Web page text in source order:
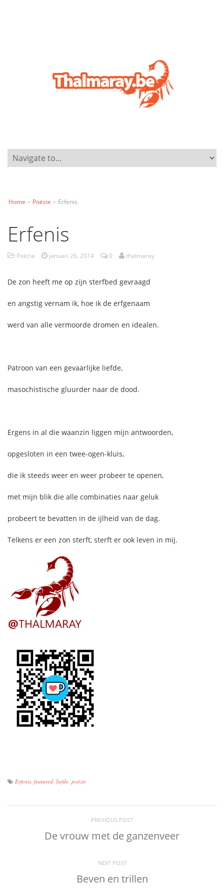
Home › Poëzie › Erfenis
Erfenis
Poëzie januari 26, 2014 0 thalmaray
De zon heeft me op zijn sterfbed gevraagd
en angstig vernam ik, hoe ik de erfgenaam
werd van alle vermoorde dromen en idealen.
Patroon van een gevaarlijke liefde,
masochistische gluurder naar de dood.
Ergens in al die waanzin liggen mijn antwoorden,
opgesloten in een twee-ogen-kluis,
die ik steeds weer en weer probeer te openen,
met mijn blik die alle combinaties naar geluk
probeert te bevatten in de ijlheid van de dag.
Telkens er een zon sterft, sterft er ook leven in mij.
Erfenis, featured, liefde, poëzie
PREVIOUS POST
De vrouw met de ganzenveer
NEXT POST
Beven en trillen